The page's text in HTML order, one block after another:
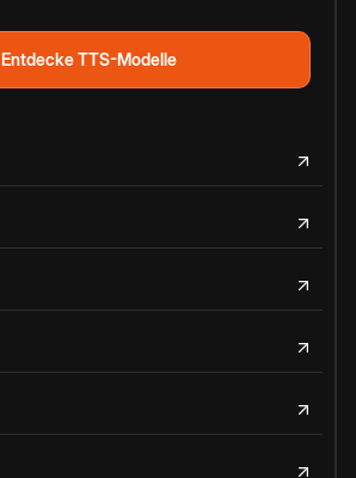
Entdecke TTS-Modelle